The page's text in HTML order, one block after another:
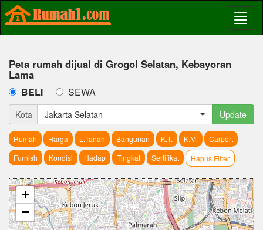
Peta rumah dijual di Grogol Selatan, Kebayoran
Lama
BELI SEWA
Kota Jakarta Selatan Update
Rumah Harga L.Tanah Bangunan K.T. K.M.
Carport
Furnish
Kondisi Hadap Tingkat Sertifikat Hapus Filter
+
−